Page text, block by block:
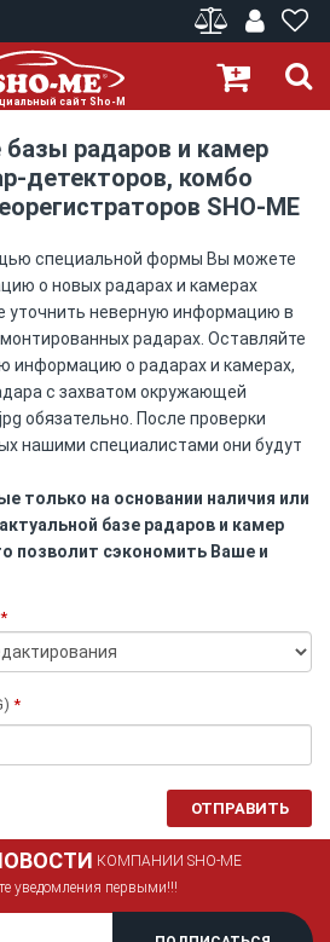
базы радаров и камер
детекторов, комбо
SHO-ME
специальной формы Вы можете
о новых радарах и камерах
уточнить неверную информацию в
радарах. Оставляйте
информацию о радарах и камерах,
с захватом окружающей
обязательно. После проверки
нашими специалистами они будут
только на основании наличия или
базе радаров и камер
позволит сэкономить Ваше и
*
*
ОТПРАВИТЬ
КОМПАНИИ SHO-ME
уведомления первыми!!!